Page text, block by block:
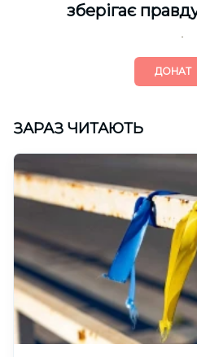
зберігає
ДОНАТ
ЗАРАЗ ЧИТАЮТЬ